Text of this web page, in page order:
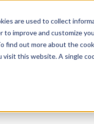
are used to collect
improve and customize
out more about the
this website. A single